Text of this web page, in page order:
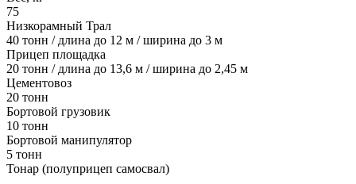
75
Низкорамный Трал
40 тонн / длина до 12 м / ширина до 3 м
Прицеп площадка
20 тонн / длина до 13,6 м / ширина до 2,45 м
Цементовоз
20 тонн
Бортовой грузовик
10 тонн
Бортовой манипулятор
5 тонн
Тонар (полуприцеп самосвал)